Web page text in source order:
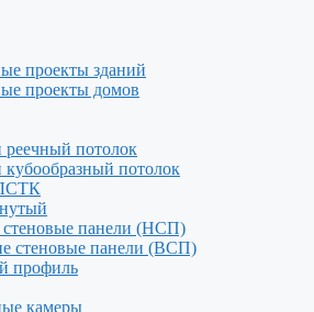
проекты зданий
проекты домов
реечный потолок
потолок
панели (НСП)
стеновые панели (ВСП)
профиль
камеры